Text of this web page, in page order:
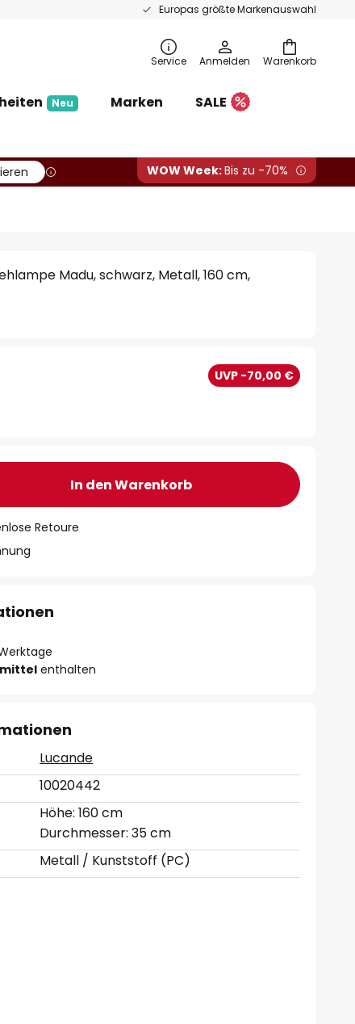
Europas größte Markenauswahl
Warenkorb
Service Anmelden
Neu Marken
SALE
WOW Week:Bis zu -70%
Madu, schwarz, Metall, 160 cm,
UVP -70,00 €
In den Warenkorb
Retoure
enthalten
Lucande
10020442
Höhe: 160 cm
Durchmesser: 35 cm
Metall / Kunststoff (PC)